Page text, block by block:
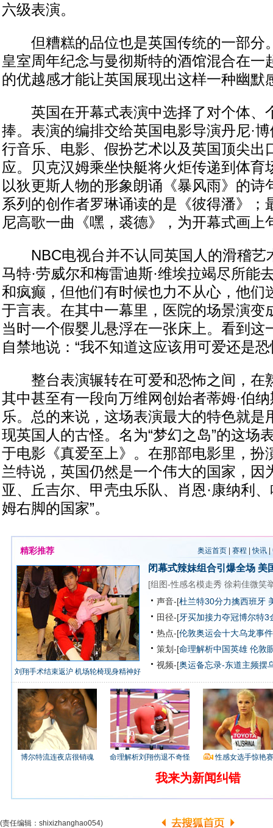
六级表演。
但糟糕的品位也是英国传统的一部分
皇室周年纪念与曼彻斯特的酒馆混合在一
的优越感才能让英国展现出这样一种幽默
英国在开幕式表演中选择了对个体、
捧。表演的编排交给英国电影导演丹尼·
行音乐、电影、假扮艺术以及英国顶尖出
应。贝克汉姆乘坐快艇将火炬传递到体育
以狄更斯人物的形象朗诵《暴风雨》的诗
系列的创作者罗琳诵读的是《彼得潘》；
尼高歌一曲《嘿，裘德》，为开幕式画上
NBC电视台并不认同英国人的滑稽艺
马特·劳威尔和梅雷迪斯·维埃拉竭尽所能
和疯癫，但他们有时候也力不从心，他们
于言表。在其中一幕里，医院的场景演变
当时一个假婴儿悬浮在一张床上。看到这
自禁地说：“我不知道这应该用可爱还是
整台表演辗转在可爱和恐怖之间，在
其中甚至有一段向万维网创始者蒂姆·伯
乐。总的来说，这场表演最大的特色就是
现英国人的古怪。名为“梦幻之岛”的这场
于电影《真爱至上》。在那部电影里，扮
兰特说，英国仍然是一个伟大的国家，因
亚、丘吉尔、甲壳虫乐队、肖恩·康纳利
姆右脚的国家”。
精彩推荐 奥运首页| 赛程 |快讯|
刘翔手术结束返沪 机场轮椅现身精神好
闭幕式辣妹组合引爆全场 美
[组图-性感名模走秀 徐莉佳微笑
声音-[杜兰特30分力擒西班牙
田径-[牙买加接力夺冠博尔特3
热点-[伦敦奥运会十大乌龙事件
策划-[命理解析中国英雄 伦敦
视频-[奥运备忘录-东道主频摆
博尔特流连夜店很销魂 命理解析刘翔伤退不奇怪 性感女选手惊艳
我来为新闻纠错
(责任编辑：shixizhanghao054)